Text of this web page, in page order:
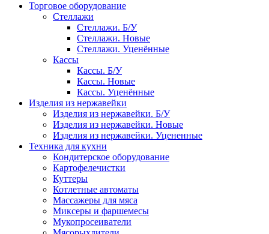
Торговое оборудование
Стеллажи
Стеллажи. Б/У
Стеллажи. Новые
Стеллажи. Уценённые
Кассы
Кассы. Б/У
Кассы. Новые
Кассы. Уценённые
Изделия из нержавейки
Изделия из нержавейки. Б/У
Изделия из нержавейки. Новые
Изделия из нержавейки. Уцененные
Техника для кухни
Кондитерское оборудование
Картофелечистки
Куттеры
Котлетные автоматы
Массажеры для мяса
Миксеры и фаршемесы
Мукопросеиватели